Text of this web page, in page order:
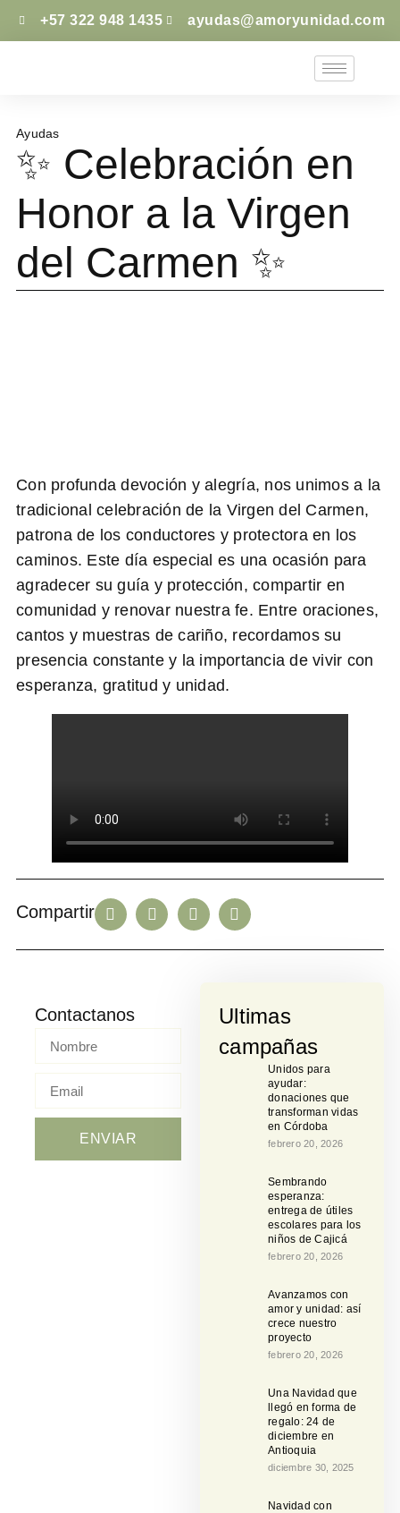
+57 322 948 1435 ayudas@amoryunidad.com
Ayudas
✨ Celebración en
Honor a la Virgen
del Carmen ✨
Con profunda devoción y alegría, nos unimos a la
tradicional celebración de la Virgen del Carmen,
patrona de los conductores y protectora en los
caminos. Este día especial es una ocasión para
agradecer su guía y protección, compartir en
comunidad y renovar nuestra fe. Entre oraciones,
cantos y muestras de cariño, recordamos su
presencia constante y la importancia de vivir con
esperanza, gratitud y unidad.
Compartir
Contactanos
ENVIAR
Ultimas
campañas
Unidos para
ayudar:
donaciones que
transforman vidas
en Córdoba
febrero 20, 2026
Sembrando
esperanza:
entrega de útiles
escolares para los
niños de Cajicá
febrero 20, 2026
Avanzamos con
amor y unidad: así
crece nuestro
proyecto
febrero 20, 2026
Una Navidad que
llegó en forma de
regalo: 24 de
diciembre en
Antioquia
diciembre 30, 2025
Navidad con